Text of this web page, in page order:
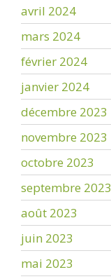
avril 2024
mars 2024
février 2024
janvier 2024
décembre 2023
novembre 2023
octobre 2023
septembre 2023
août 2023
juin 2023
mai 2023